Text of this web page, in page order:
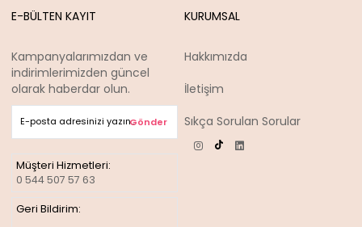
E-BÜLTEN KAYIT
Kampanyalarımızdan ve
indirimlerimizden güncel
olarak haberdar olun.
Gönder
Müşteri Hizmetleri:
0 544 507 57 63
Geri Bildirim:
KURUMSAL
Hakkımızda
İletişim
Sıkça Sorulan Sorular